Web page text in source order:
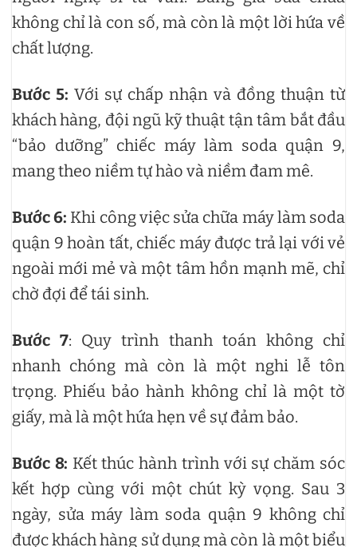
không chỉ là con số, mà còn là một lời hứa về
chất lượng.
Bước 5: Với sự chấp nhận và đồng thuận từ
khách hàng, đội ngũ kỹ thuật tận tâm bắt đầu
“bảo dưỡng” chiếc máy làm soda quận 9,
mang theo niềm tự hào và niềm đam mê.
Bước 6: Khi công việc sửa chữa máy làm soda
quận 9 hoàn tất, chiếc máy được trả lại với vẻ
ngoài mới mẻ và một tâm hồn mạnh mẽ, chỉ
chờ đợi để tái sinh.
Bước 7: Quy trình thanh toán không chỉ
nhanh chóng mà còn là một nghi lễ tôn
trọng. Phiếu bảo hành không chỉ là một tờ
giấy, mà là một hứa hẹn về sự đảm bảo.
Bước 8: Kết thúc hành trình với sự chăm sóc
kết hợp cùng với một chút kỳ vọng. Sau 3
ngày, sửa máy làm soda quận 9 không chỉ
được khách hàng sử dụng mà còn là một biểu